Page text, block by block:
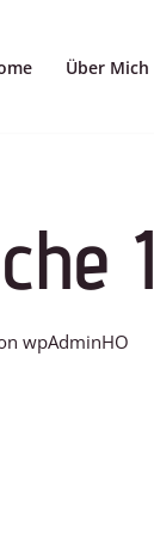
Über Mich
wpAdminHO